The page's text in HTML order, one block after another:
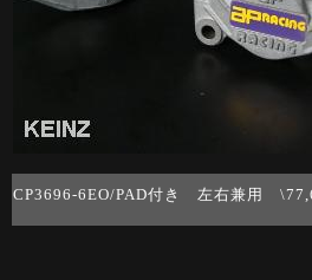
CP3696-6EO/PAD付き 左右兼用